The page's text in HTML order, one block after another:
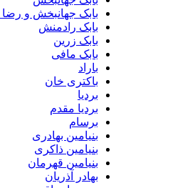
بابک جهانبخش و
بابک رادمنش
بابک زرین
بابک مافی
باراد
باکتری خان
بردیا
بردیا مقدم
برسام
بنیامین بهادری
بنیامین ذاکری
بنیامین قهرمان
بهادر آذریان